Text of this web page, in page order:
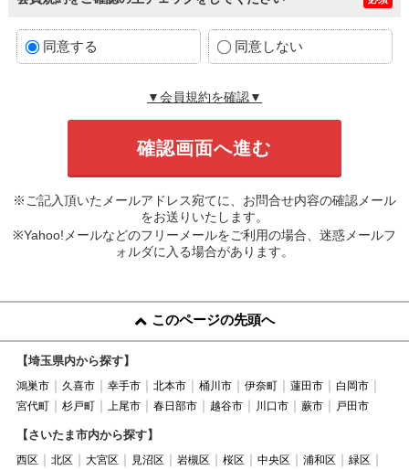
同意する 同意しない
▼会員規約を確認▼
※ご記入頂いたメールアドレス宛てに、お問合せ内容の確認メール
をお送りいたします。
※Yahoo!メールなどのフリーメールをご利用の場合、迷惑メールフ
ォルダに入る場合があります。
このページの先頭へ
【埼玉県内から探す】
鴻巣市 久喜市 幸手市 北本市 桶川市 伊奈町 蓮田市
白岡市
宮代町
杉戸町 上尾市 春日部市 越谷市 川口市 蕨市 戸田市
【さいたま市内から探す】
西区 北区 大宮区 見沼区 岩槻区 桜区 中央区 浦和区
緑区